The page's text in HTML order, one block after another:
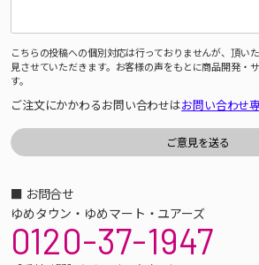
こちらの投稿への個別対応は行っておりませんが、頂い
見させていただきます。お客様の声をもとに商品開発・
す。
ご注文にかかわるお問い合わせはお問い合わせ
■ お問合せ
ゆめタウン・ゆめマート・ユアーズ
0120-37-1947